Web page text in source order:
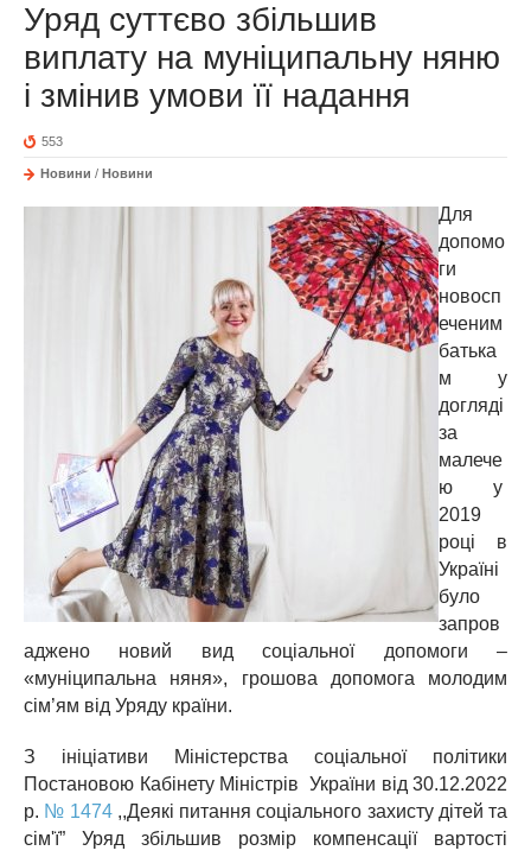
Уряд суттєво збільшив
виплату на муніципальну няню
і змінив умови її надання
553
Новини / Новини
Для
допомо
ги
новосп
еченим
батька
м у
догляді
за
малече
ю у
2019
році в
Україні
було
запров
аджено новий вид соціальної допомоги –
«муніципальна няня», грошова допомога молодим
сім’ям від Уряду країни.
З ініціативи Міністерства соціальної політики
Постановою Кабінету Міністрів України від 30.12.2022
р. № 1474,,Деякі питання соціального захисту дітей та
сім'ї” Уряд збільшив розмір компенсації вартості